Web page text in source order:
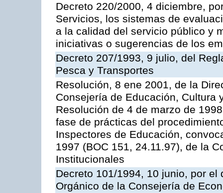
Decreto 220/2000, 4 diciembre,
Servicios, los sistemas de
a la calidad del servicio público y
iniciativas o sugerencias de los
Decreto 207/1993, 9 julio, del
Pesca y Transportes
Resolución, 8 ene 2001, de la
Consejería de Educación, Cultura
Resolución de 4 de marzo de
fase de prácticas del
Inspectores de Educación,
1997 (BOC 151, 24.11.97), de la
Institucionales
Decreto 101/1994, 10 junio, por
Orgánico de la Consejería de